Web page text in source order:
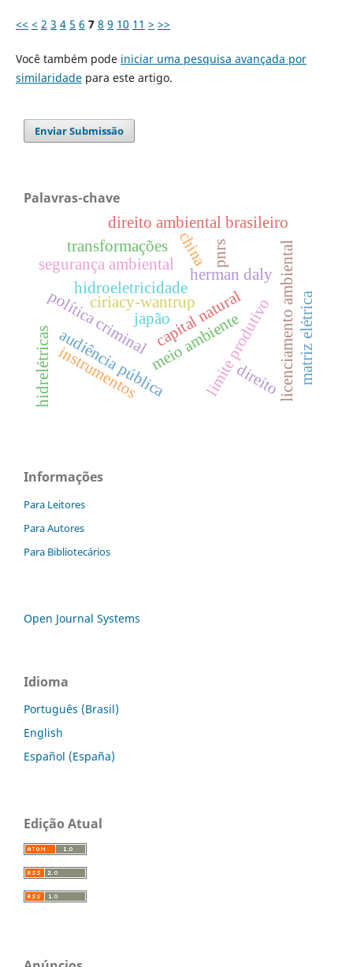
<< < 2 3 4 5 6 7 8 9 10 11 > >>
Você também pode iniciar uma pesquisa avançada por
similaridadepara este artigo.
Enviar Submissão
Palavras-chave
ciriacy-wantrup
herman daly
segurança ambiental
limite produtivo
capital natural
meio ambiente
política criminaljapão licenciamento ambiental
audiência pública direito
hidrelétricas
pnrs
instrumentos matriz elétrica
hidroeletricidade
china
direito ambiental brasileiro
transformações
Informações
Para Leitores
Para Autores
Para Bibliotecários
Open Journal Systems
Idioma
Português (Brasil)
English
Español (España)
Edição Atual